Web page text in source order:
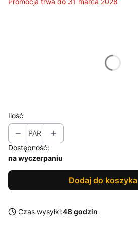
Ilość
PAR
Dostępność:
na wyczerpaniu
Dodaj do koszyka
Czas wysyłki:48 godzin